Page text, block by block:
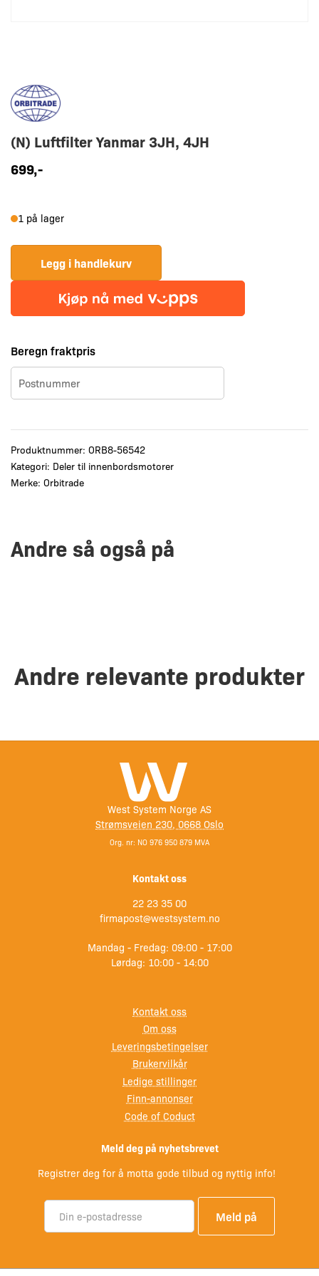
(N) Luftfilter Yanmar 3JH, 4JH
699,-
Yanmar
antall
1 på lager
Legg i handlekurv
Beregn fraktpris
Produktnummer: ORB8-56542
Kategori: Deler til innenbordsmotorer
Merke: Orbitrade
Andre så også på
Andre relevante produkter
West System Norge AS
Strømsveien 230, 0668 Oslo
Org. nr: NO 976 950 879 MVA
Kontakt oss
22 23 35 00
firmapost@westsystem.no
Mandag - Fredag: 09:00 - 17:00
Lørdag: 10:00 - 14:00
Kontakt oss
Om oss
Leveringsbetingelser
Brukervilkår
Ledige stillinger
Finn-annonser
Code of Coduct
Meld deg på nyhetsbrevet
Registrer deg for å motta gode tilbud og nyttig info!